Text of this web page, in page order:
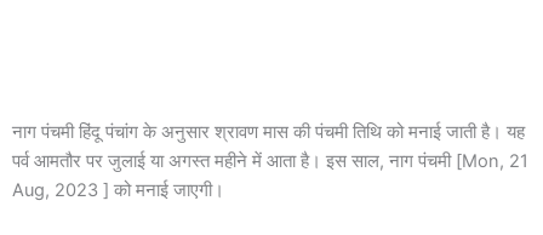
नाग पंचमी हिंदू पंचांग के अनुसार श्रावण मास की पंचमी तिथि को मनाई जाती है। यह
पर्व आमतौर पर जुलाई या अगस्त महीने में आता है। इस साल, नाग पंचमी [Mon, 21
Aug, 2023 ] को मनाई जाएगी।